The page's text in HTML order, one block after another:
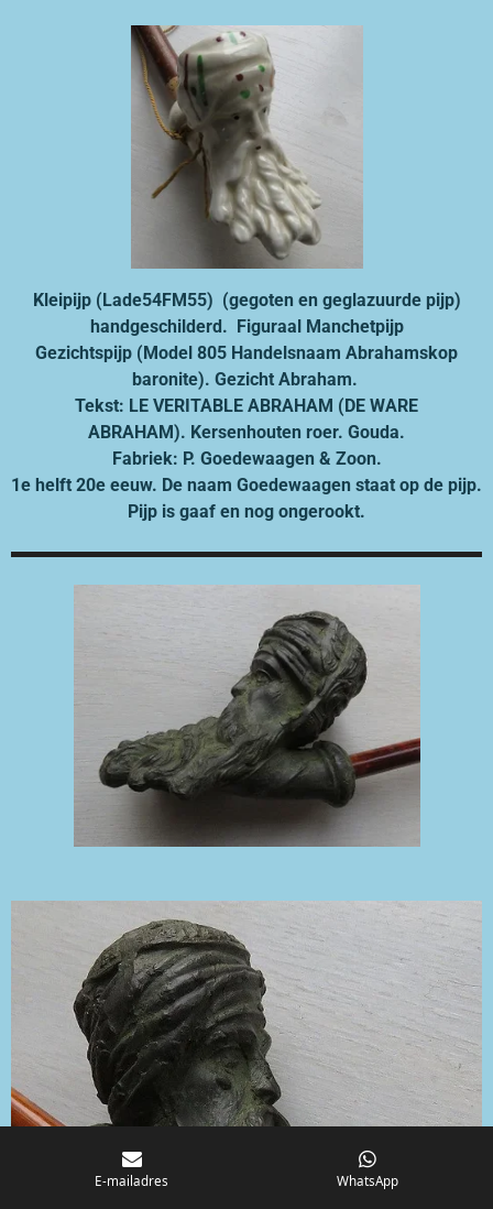
Kleipijp (Lade54FM55) (gegoten en geglazuurde pijp)
handgeschilderd. Figuraal Manchetpijp
Gezichtspijp (Model 805 Handelsnaam Abrahamskop
baronite). Gezicht Abraham.
Tekst: LE VERITABLE ABRAHAM (DE WARE
ABRAHAM). Kersenhouten roer. Gouda.
Fabriek: P. Goedewaagen & Zoon.
1e helft 20e eeuw. De naam Goedewaagen staat op de pijp.
Pijp is gaaf en nog ongerookt.
E-mailadres WhatsApp